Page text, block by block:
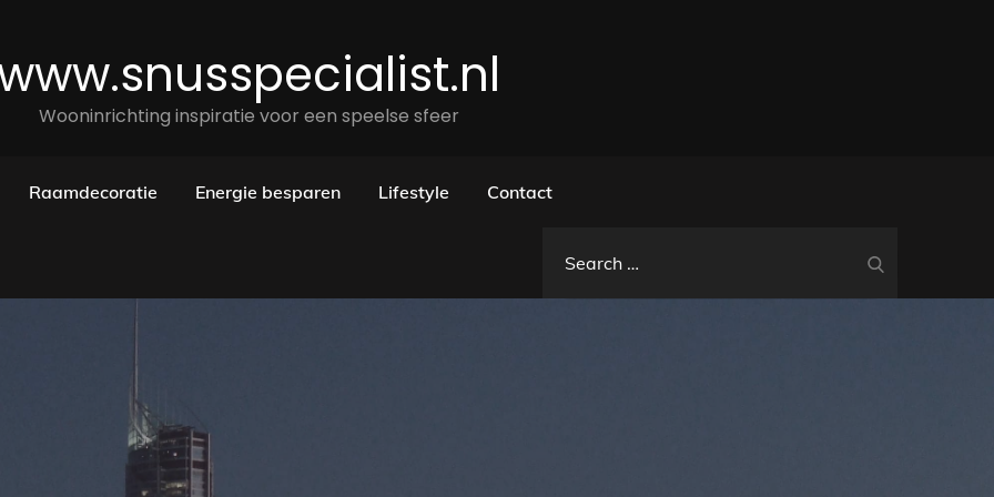
Wooninrichting inspiratie voor een speelse sfeer
Raamdecoratie Energie besparen Lifestyle Contact
for: